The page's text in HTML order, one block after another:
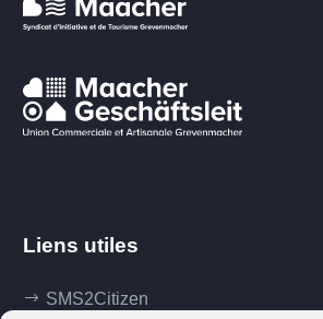
Liens utiles
SMS2Citizen